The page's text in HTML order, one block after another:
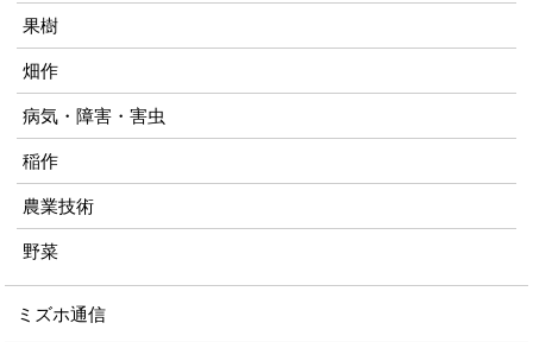
果樹
畑作
病気・障害・害虫
稲作
農業技術
野菜
ミズホ通信